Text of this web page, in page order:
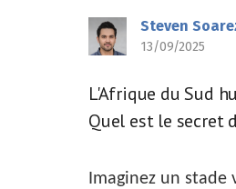
Steven
13/09/2025
L'Afrique du Sud
Quel est le secret
Imaginez un stade